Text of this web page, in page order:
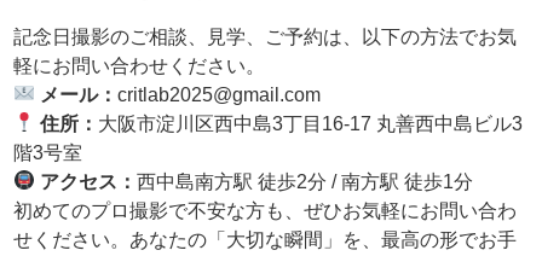
記念日撮影のご相談、見学、ご予約は、以下の方法でお気
軽にお問い合わせください。
メール：critlab2025@gmail.com
住所： 大阪市淀川区西中島3丁目16-17 丸善西中島ビル3
階3号室
アクセス：西中島南方駅 徒歩2分 / 南方駅 徒歩1分
初めてのプロ撮影で不安な方も、ぜひお気軽にお問い合わ
せください。あなたの「大切な瞬間」を、最高の形でお手